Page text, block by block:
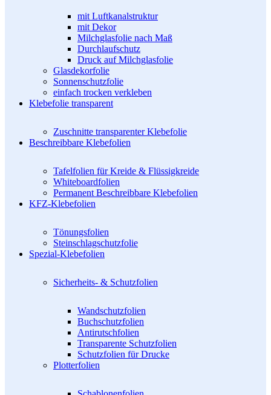
mit Luftkanalstruktur
mit Dekor
Milchglasfolie nach Maß
Durchlaufschutz
Druck auf Milchglasfolie
Glasdekorfolie
Sonnenschutzfolie
einfach trocken verkleben
Klebefolie transparent
Zuschnitte transparenter Klebefolie
Beschreibbare Klebefolien
Tafelfolien für Kreide & Flüssigkreide
Whiteboardfolien
Permanent Beschreibbare Klebefolien
KFZ-Klebefolien
Tönungsfolien
Steinschlagschutzfolie
Spezial-Klebefolien
Sicherheits- & Schutzfolien
Wandschutzfolien
Buchschutzfolien
Antirutschfolien
Transparente Schutzfolien
Schutzfolien für Drucke
Plotterfolien